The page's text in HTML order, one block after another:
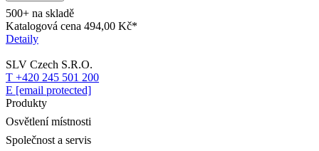
500+ na skladě
Katalogová cena 494,00 Kč*
Detaily
SLV Czech S.R.O.
T +420 245 501 200
E [email protected]
Produkty
Osvětlení místnosti
Společnost a servis